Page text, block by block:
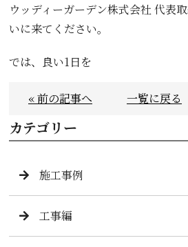
ウッディーガーデン株式会社 代表
いに来てください。
では、良い1日を
« 前の記事へ 一覧に戻る
カテゴリー
施工事例
工事編